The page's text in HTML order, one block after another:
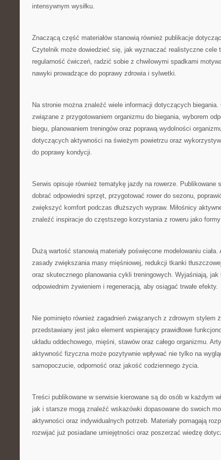
intensywnym wysiłku.
Znaczącą część materiałów stanowią również publikacje
Czytelnik może dowiedzieć się, jak wyznaczać realistyczne cele
regularność ćwiczeń, radzić sobie z chwilowymi spadkami
nawyki prowadzące do poprawy zdrowia i sylwetki.
Na stronie można znaleźć wiele informacji dotyczących biegania.
związane z przygotowaniem organizmu do biegania, wyborem
biegu, planowaniem treningów oraz poprawą wydolności
dotyczących aktywności na świeżym powietrzu oraz
do poprawy kondycji.
Serwis opisuje również tematykę jazdy na rowerze. Publikowane
dobrać odpowiedni sprzęt, przygotować rower do sezonu,
zwiększyć komfort podczas dłuższych wypraw. Miłośnicy
znaleźć inspiracje do częstszego korzystania z roweru jako
Dużą wartość stanowią materiały poświęcone modelowaniu ciała.
zasady zwiększania masy mięśniowej, redukcji tkanki
oraz skutecznego planowania cykli treningowych. Wyjaśniają,
odpowiednim żywieniem i regeneracją, aby osiągać trwałe efekty.
Nie pominięto również zagadnień związanych z zdrowym stylem
przedstawiany jest jako element wspierający prawidłowe
układu oddechowego, mięśni, stawów oraz całego organizmu.
aktywność fizyczna może pozytywnie wpływać nie tylko na
samopoczucie, odporność oraz jakość codziennego życia.
Treści publikowane w serwisie kierowane są do osób w każdym
jak i starsze mogą znaleźć wskazówki dopasowane do swoich
aktywności oraz indywidualnych potrzeb. Materiały pomagają
rozwijać już posiadane umiejętności oraz poszerzać wiedzę